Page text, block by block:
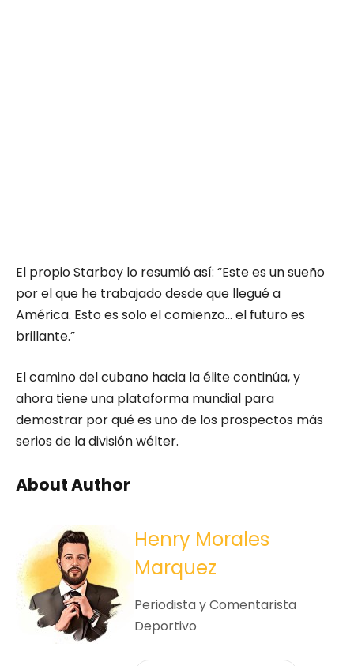
El propio Starboy lo resumió así: “Este es un sueño
por el que he trabajado desde que llegué a
América. Esto es solo el comienzo… el futuro es
brillante.”
El camino del cubano hacia la élite continúa, y
ahora tiene una plataforma mundial para
demostrar por qué es uno de los prospectos más
serios de la división wélter.
About Author
Henry Morales
Marquez
Periodista y Comentarista
Deportivo